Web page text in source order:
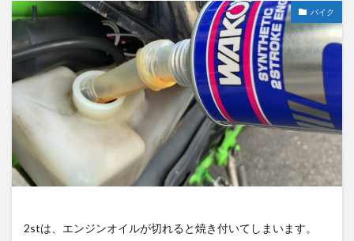
バイク
2stは、エンジンオイルが切れると焼き付いてしまいます。